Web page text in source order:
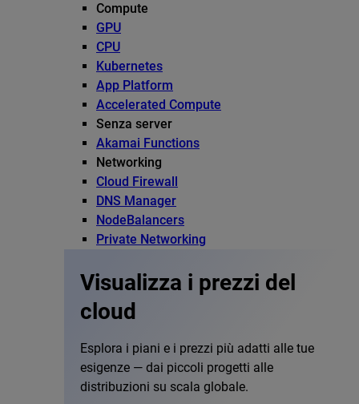
Compute
GPU
CPU
Kubernetes
App Platform
Accelerated Compute
Senza server
Akamai Functions
Networking
Cloud Firewall
DNS Manager
NodeBalancers
Private Networking
Visualizza i prezzi del
cloud
Esplora i piani e i prezzi più adatti alle tue
esigenze — dai piccoli progetti alle
distribuzioni su scala globale.